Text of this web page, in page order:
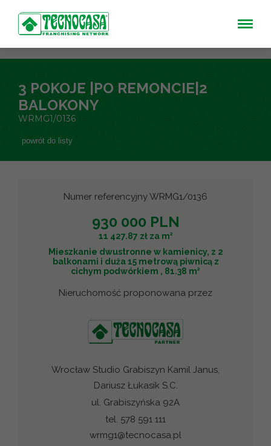
3 POKOJE |PO REMONCIE|2
BALOKONY
WRMG1/0136
powrót do listy
Numer referencyjny WRMG1/0136
930 000 PLN
11 427.87 zł za m2
Mieszkanie dwustronne w kamienicy, z 2
balkonami i duża 15 metrową piwnicą z
cichym podwórkiem , 81.38 m2
Nieruchomość proponowana przez
Wrocław Studio Grabiszyn Kamil Janus,
Dariusz Łukasik S.C.
ul. Grabiszyńska 92A
tel. 578 591 111
wrmg1@tecnocasa.pl